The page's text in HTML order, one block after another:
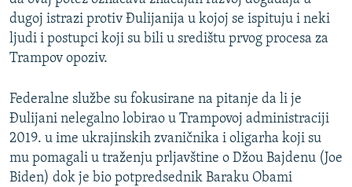
dugoj istrazi protiv Đulijanija u kojoj se ispituju i neki
ljudi i postupci koji su bili u središtu prvog procesa za
Trampov opoziv.
Federalne službe su fokusirane na pitanje da li je
Đulijani nelegalno lobirao u Trampovoj administraciji
2019. u ime ukrajinskih zvaničnika i oligarha koji su
mu pomagali u traženju prljavštine o Džou Bajdenu (Joe
Biden) dok je bio potpredsednik Baraku Obami